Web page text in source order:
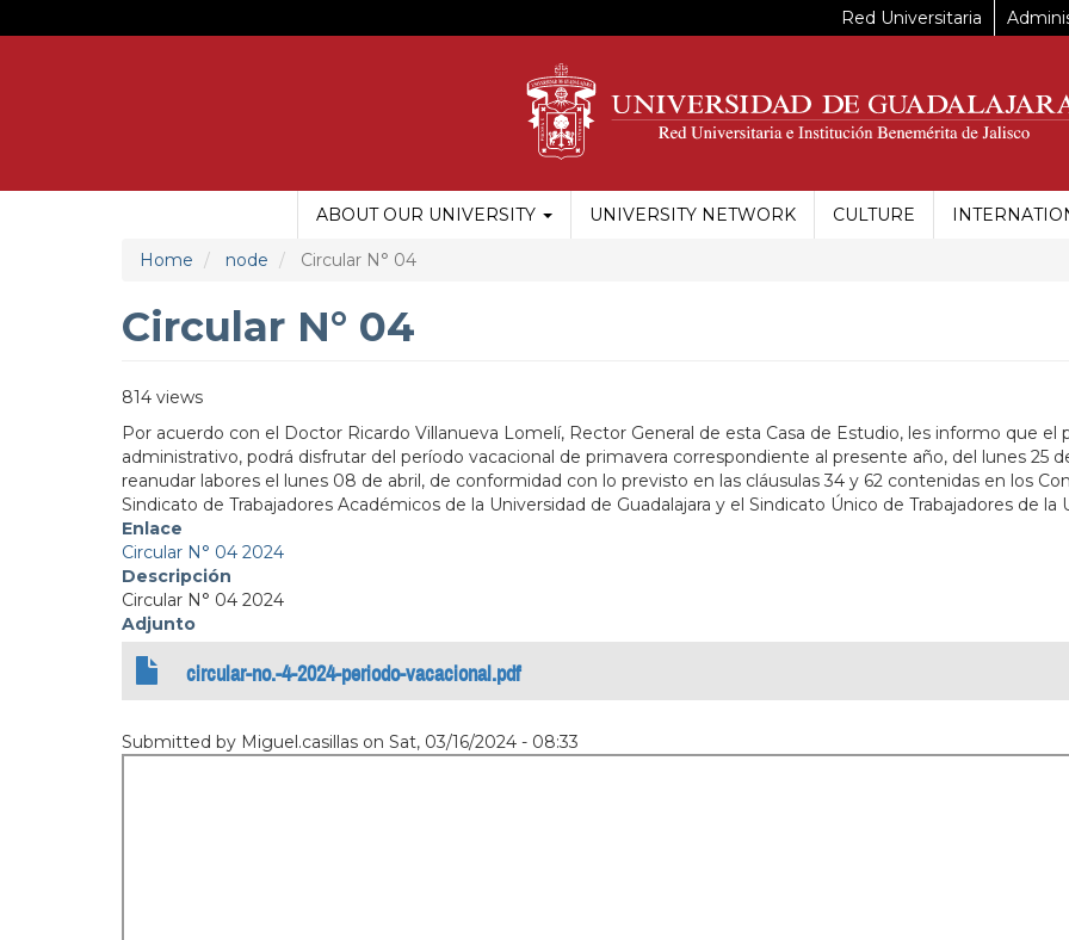
to
Red Universitaria
MAIN
MENU
UDG
ABOUT OUR UNIVERSITY UNIVERSITY NETWORK CULTURE
Home node Circular N° 04
Circular N° 04
814 views
Por acuerdo con el Doctor Ricardo Villanueva Lomelí, Rector General de esta Casa de Estudio, les informo que
administrativo, podrá disfrutar del período vacacional de primavera correspondiente al presente año, del lunes 25
reanudar labores el lunes 08 de abril, de conformidad con lo previsto en las cláusulas 34 y 62 contenidas en los
Sindicato de Trabajadores Académicos de la Universidad de Guadalajara y el Sindicato Único de Trabajadores de
Enlace
Circular N° 04 2024
Descripción
Circular N° 04 2024
Adjunto
circular-no.-4-2024-periodo-vacacional.pdf
Submitted by Miguel.casillas on Sat, 03/16/2024 - 08:33